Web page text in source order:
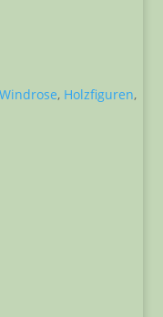
, Holzfiguren,